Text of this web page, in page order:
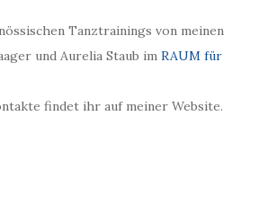
Tanztrainings von meinen
und Aurelia Staub im RAUM für
findet ihr auf meiner Website.